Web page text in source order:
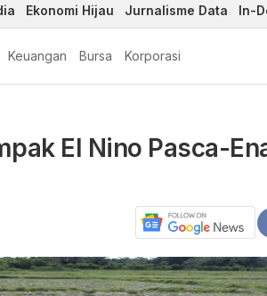
Ekonomi Hijau Jurnalisme Data In-
Keuangan Bursa Korporasi
El Nino Pasca-